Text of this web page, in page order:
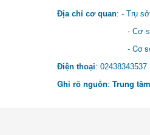
Địa chỉ cơ quan: - Trụ
- Cơ sở 2: Khu Hành
- Cơ sở 3: Số 1 Ngõ 2
Điện thoại:
Ghi rõ nguồn: Trung